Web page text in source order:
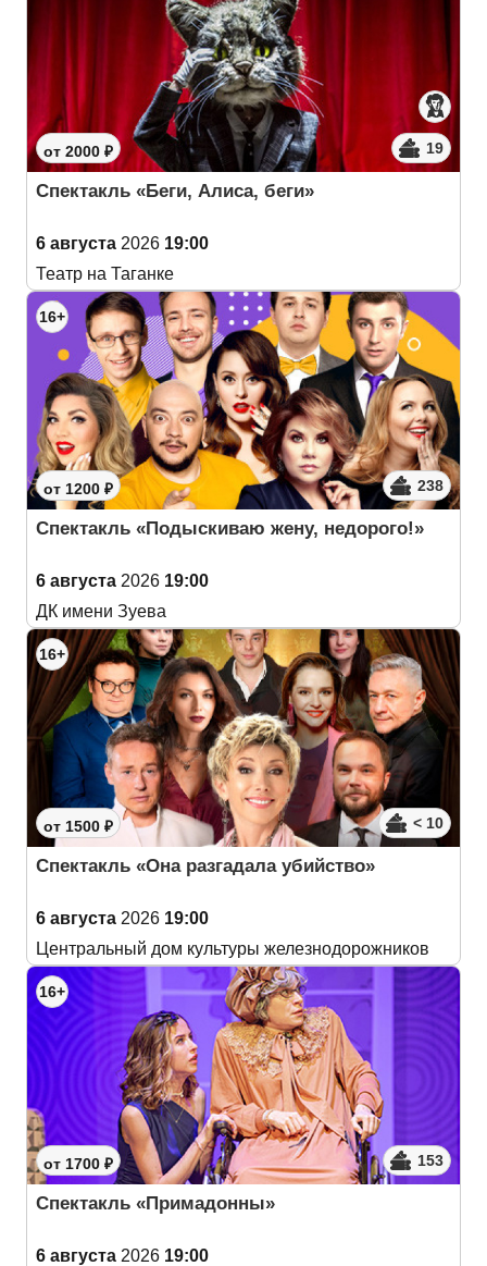
от 2000 ₽ 19
Спектакль «Беги, Алиса, беги»
6 августа 2026 19:00
Театр на Таганке
16+
от 1200 ₽ 238
Спектакль «Подыскиваю жену, недорого!»
6 августа 2026 19:00
ДК имени Зуева
16+
от 1500 ₽ < 10
Спектакль «Она разгадала убийство»
6 августа 2026 19:00
Центральный дом культуры железнодорожников
16+
от 1700 ₽ 153
Спектакль «Примадонны»
6 августа 2026 19:00